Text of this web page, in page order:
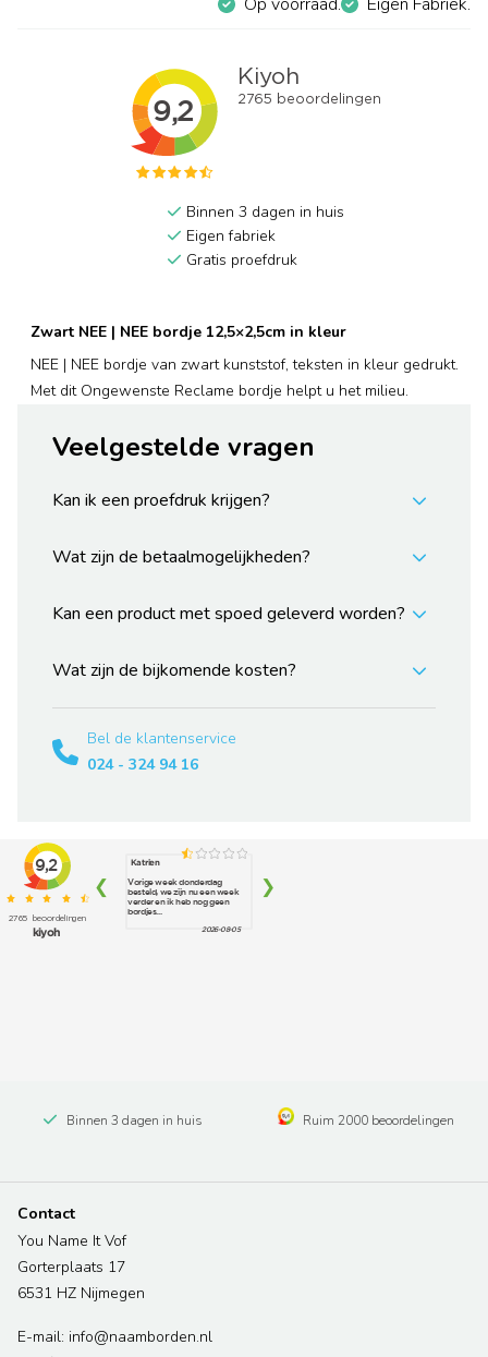
Binnen 3 dagen in huis
Eigen fabriek
Gratis proefdruk
Zwart NEE | NEE bordje 12,5×2,5cm in kleur
NEE | NEE bordje van zwart kunststof, teksten in kleur gedrukt.
Met dit Ongewenste Reclame bordje helpt u het milieu.
Veelgestelde vragen
Kan ik een proefdruk krijgen?
Wat zijn de betaalmogelijkheden?
Kan een product met spoed geleverd worden?
Wat zijn de bijkomende kosten?
Bel de klantenservice
024 - 324 94 16
Binnen 3 dagen in huis Ruim 2000 beoordelingen
Contact
You Name It Vof
Gorterplaats 17
6531 HZ Nijmegen
E-mail: info@naamborden.nl